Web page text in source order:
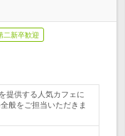
二新卒歓迎
提供する人気カフェに
般をご担当いただきま